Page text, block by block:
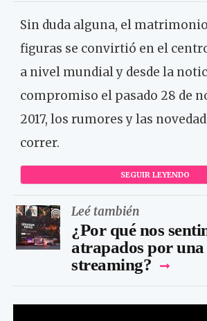
Sin duda alguna, el
figuras se convirtió en el
a nivel mundial y desde la
compromiso el pasado 28 de
2017, los rumores y las
correr.
SEGUIR LEYENDO
Leé también
¿Por qué nos
atrapados por una
streaming?